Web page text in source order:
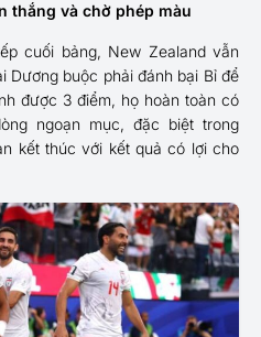
thắng và chờ phép màu
cuối bảng, New Zealand vẫn
buộc phải đánh bại Bỉ để
được 3 điểm, họ hoàn toàn có
ngoạn mục, đặc biệt trong
kết thúc với kết quả có lợi cho